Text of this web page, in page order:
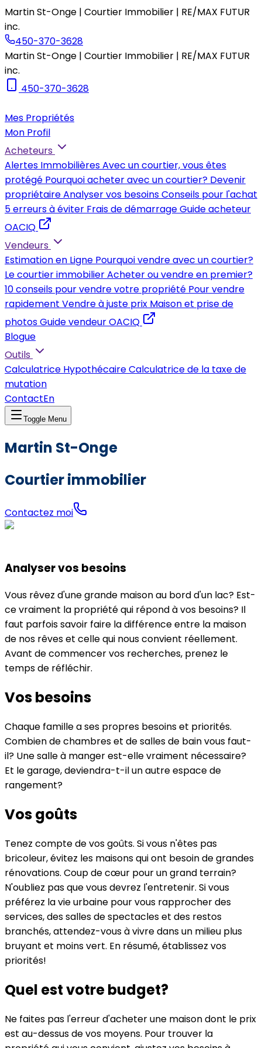
Martin St-Onge | Courtier Immobilier | RE/MAX FUTUR
inc.
450-370-3628
Martin St-Onge | Courtier Immobilier | RE/MAX FUTUR
inc.
450-370-3628
Mes Propriétés
Mon Profil
Acheteurs
Alertes ImmobilièresAvec un courtier, vous êtes
protégé Pourquoi acheter avec un courtier? Devenir
propriétaireAnalyser vos besoinsConseils pour l'achat
5 erreurs à éviter Frais de démarrageGuide acheteur
OACIQ
Vendeurs
Estimation en Ligne Pourquoi vendre avec un courtier?
Le courtier immobilierAcheter ou vendre en premier?
10 conseils pour vendre votre propriété Pour vendre
rapidement Vendre à juste prix Maison et prise de
photosGuide vendeur OACIQ
Blogue
Outils
Calculatrice HypothécaireCalculatrice de la taxe de
mutation
ContactEn
Toggle Menu
Martin St-Onge
Courtier immobilier
Contactez moi
Analyser vos besoins
Vous rêvez d'une grande maison au bord d'un lac? Est-
ce vraiment la propriété qui répond à vos besoins? Il
faut parfois savoir faire la différence entre la maison
de nos rêves et celle qui nous convient réellement.
Avant de commencer vos recherches, prenez le
temps de réfléchir.
Vos besoins
Chaque famille a ses propres besoins et priorités.
Combien de chambres et de salles de bain vous faut-
il? Une salle à manger est-elle vraiment nécessaire?
Et le garage, deviendra-t-il un autre espace de
rangement?
Vos goûts
Tenez compte de vos goûts. Si vous n'êtes pas
bricoleur, évitez les maisons qui ont besoin de grandes
rénovations. Coup de cœur pour un grand terrain?
N'oubliez pas que vous devrez l'entretenir. Si vous
préférez la vie urbaine pour vous rapprocher des
services, des salles de spectacles et des restos
branchés, attendez-vous à vivre dans un milieu plus
bruyant et moins vert. En résumé, établissez vos
priorités!
Quel est votre budget?
Ne faites pas l'erreur d'acheter une maison dont le prix
est au-dessus de vos moyens. Pour trouver la